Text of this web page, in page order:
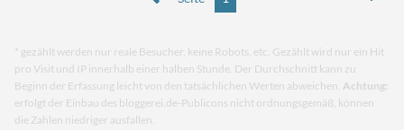
* gezählt werden nur reale Besucher, keine Robots, etc. Gezählt wird nur ein Hit
pro Visit und IP innerhalb einer halben Stunde. Der Durchschnitt kann zu
Beginn der Erfassung leicht von den tatsächlichen Werten abweichen. Achtung:
erfolgt der Einbau des bloggerei.de-Publicons nicht ordnungsgemäß, können
die Zahlen niedriger ausfallen.